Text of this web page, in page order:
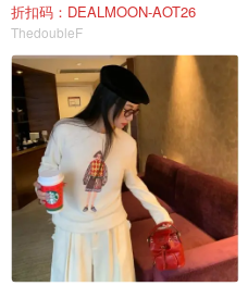
折扣码：DEALMOON-AOT26
ThedoubleF